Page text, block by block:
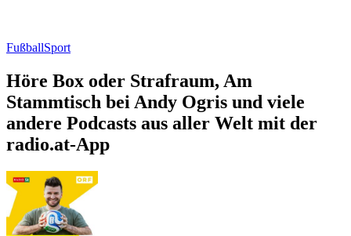
FußballSport
Höre Box oder Strafraum, Am
Stammtisch bei Andy Ogris und viele
andere Podcasts aus aller Welt mit der
radio.at-App